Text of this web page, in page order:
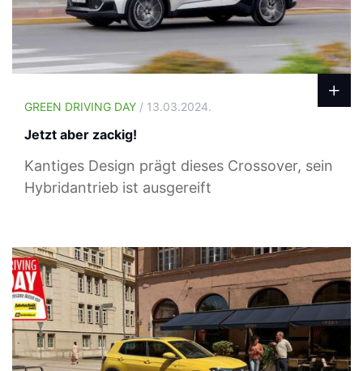
GREEN DRIVING DAY / 13.03.2024.
Jetzt aber zackig!
Kantiges Design prägt dieses Crossover, sein
Hybridantrieb ist ausgereift